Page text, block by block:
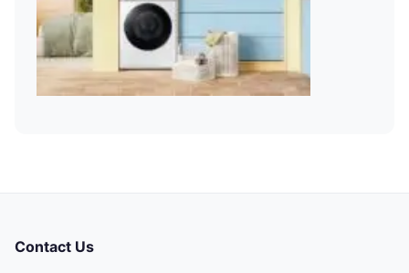
Contact Us